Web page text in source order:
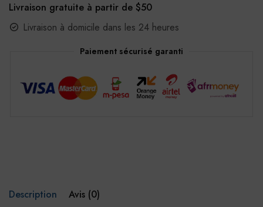
Livraison gratuite à partir de $50
Livraison à domicile dans les 24 heures
Paiement sécurisé garanti
Description Avis (0)